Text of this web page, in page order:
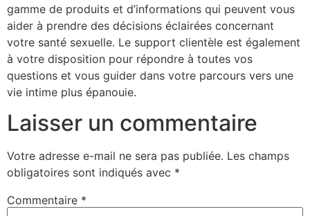
gamme de produits et d’informations qui peuvent vous
aider à prendre des décisions éclairées concernant
votre santé sexuelle. Le support clientèle est également
à votre disposition pour répondre à toutes vos
questions et vous guider dans votre parcours vers une
vie intime plus épanouie.
Laisser un commentaire
Votre adresse e-mail ne sera pas publiée. Les champs
obligatoires sont indiqués avec *
Commentaire *